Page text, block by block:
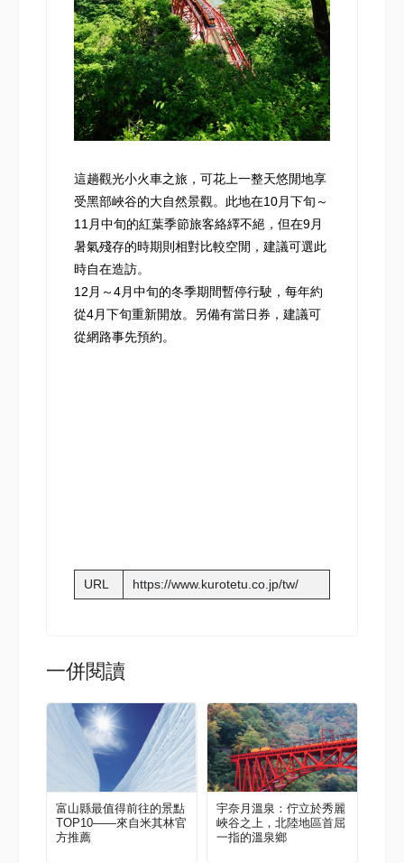
這趟觀光小火車之旅，可花上一整天悠閒地享
受黑部峽谷的大自然景觀。此地在10月下旬～
11月中旬的紅葉季節旅客絡繹不絕，但在9月
暑氣殘存的時期則相對比較空閒，建議可選此
時自在造訪。
12月～4月中旬的冬季期間暫停行駛，每年約
從4月下旬重新開放。另備有當日券，建議可
從網路事先預約。
URL https://www.kurotetu.co.jp/tw/
一併閱讀
富山縣最值得前往的景點
TOP10——來自米其林官
方推薦
宇奈月溫泉：佇立於秀麗
峽谷之上，北陸地區首屈
一指的溫泉鄉